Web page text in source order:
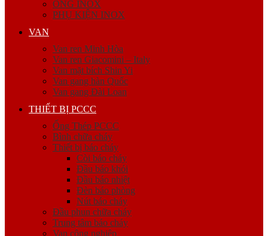
ỐNG INOX
PHỤ KIỆN INOX
VAN
Van ren Minh Hòa
Van ren Giacomini – Italy
Van mặt bích Shin Yi
Van gang hàn Quốc
Van gang Đài Loan
THIẾT BỊ PCCC
Ống Thép PCCC
Bình chữa cháy
Thiết bị báo cháy
Còi báo cháy
Đầu báo khói
Đầu báo nhiệt
Đèn báo phòng
Nút báo cháy
Đầu phun chữa cháy
Trung tâm báo cháy
Van công nghiệp